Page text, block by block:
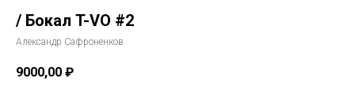
/ Бокал T-VO #2
Александр Сафроненков
9000,00 ₽